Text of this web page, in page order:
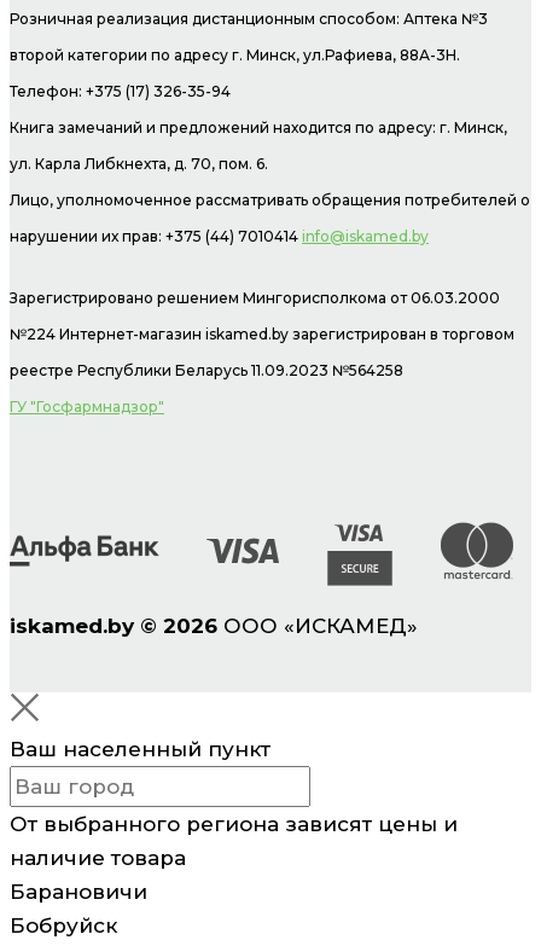
Розничная реализация дистанционным способом: Аптека №3
второй категории по адресу г. Минск, ул.Рафиева, 88А-3Н.
Телефон: +375 (17) 326-35-94
Книга замечаний и предложений находится по адресу: г. Минск,
ул. Карла Либкнехта, д. 70, пом. 6.
Лицо, уполномоченное рассматривать обращения потребителей о
нарушении их прав: +375 (44) 7010414 info@iskamed.by
Зарегистрировано решением Мингорисполкома от 06.03.2000
№224 Интернет-магазин iskamed.by зарегистрирован в торговом
реестре Республики Беларусь 11.09.2023 №564258
ГУ "Госфармнадзор"
iskamed.by © 2026 ООО «ИСКАМЕД»
Ваш населенный пункт
От выбранного региона зависят цены и
наличие товара
Барановичи
Бобруйск